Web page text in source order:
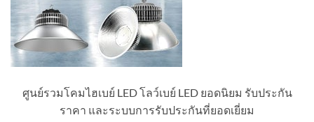
ศูนย์รวมโคมไฮเบย์ LED โลว์เบย์ LED ยอดนิยม รับประกัน
ราคา และระบบการรับประกันที่ยอดเยี่ยม